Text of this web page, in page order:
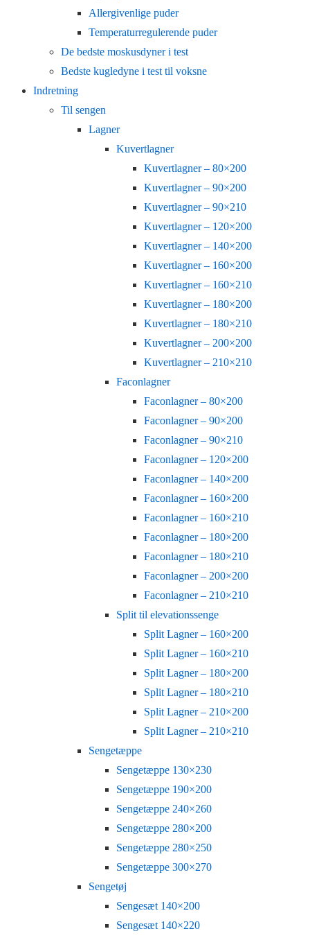
Allergivenlige puder
Temperaturregulerende puder
De bedste moskusdyner i test
Bedste kugledyne i test til voksne
Indretning
Til sengen
Lagner
Kuvertlagner
Kuvertlagner – 80×200
Kuvertlagner – 90×200
Kuvertlagner – 90×210
Kuvertlagner – 120×200
Kuvertlagner – 140×200
Kuvertlagner – 160×200
Kuvertlagner – 160×210
Kuvertlagner – 180×200
Kuvertlagner – 180×210
Kuvertlagner – 200×200
Kuvertlagner – 210×210
Faconlagner
Faconlagner – 80×200
Faconlagner – 90×200
Faconlagner – 90×210
Faconlagner – 120×200
Faconlagner – 140×200
Faconlagner – 160×200
Faconlagner – 160×210
Faconlagner – 180×200
Faconlagner – 180×210
Faconlagner – 200×200
Faconlagner – 210×210
Split til elevationssenge
Split Lagner – 160×200
Split Lagner – 160×210
Split Lagner – 180×200
Split Lagner – 180×210
Split Lagner – 210×200
Split Lagner – 210×210
Sengetæppe
Sengetæppe 130×230
Sengetæppe 190×200
Sengetæppe 240×260
Sengetæppe 280×200
Sengetæppe 280×250
Sengetæppe 300×270
Sengetøj
Sengesæt 140×200
Sengesæt 140×220